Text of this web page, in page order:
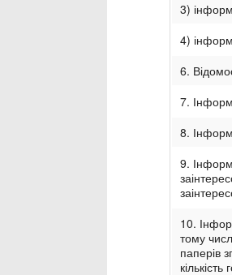
3)
4)
6.
7.
8.
9.
10.
тому
паперів